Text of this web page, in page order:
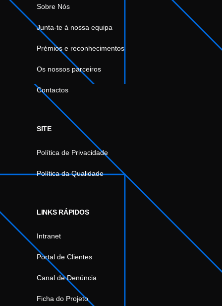
Sobre Nós
Junta-te à nossa equipa
Prémios e reconhecimentos
Os nossos parceiros
Contactos
SITE
Política de Privacidade
Política da Qualidade
LINKS RÁPIDOS
Intranet
Portal de Clientes
Canal de Denúncia
Ficha do Projeto